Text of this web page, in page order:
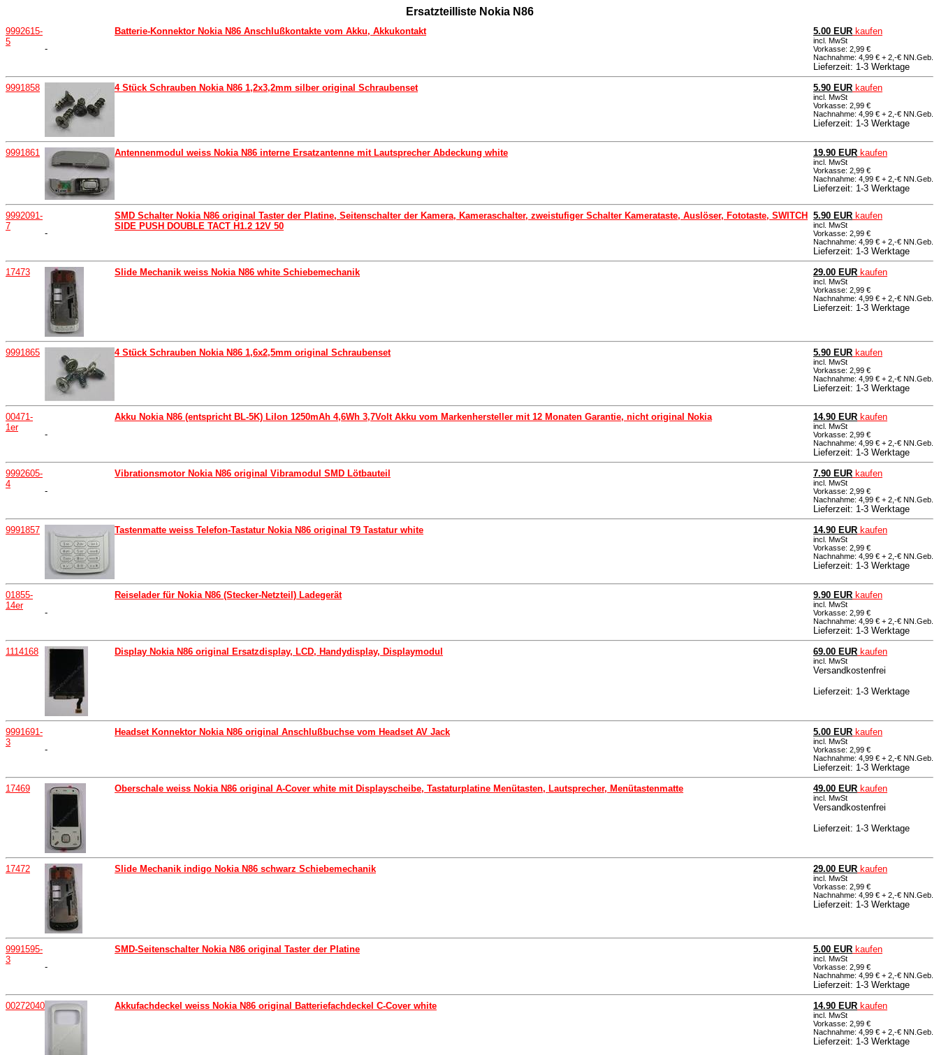
Ersatzteilliste Nokia N86
9992615-
5
-
Batterie-Konnektor Nokia N86 Anschlußkontakte vom Akku, Akkukontakt 5.00 EUR kaufen
incl. MwSt
Vorkasse: 2,99 €
Nachnahme: 4,99 € + 2,-€ NN.Geb.
Lieferzeit: 1-3 Werktage
9991858
4 Stück Schrauben Nokia N86 1,2x3,2mm silber original Schraubenset 5.90 EUR kaufen
incl. MwSt
Vorkasse: 2,99 €
Nachnahme: 4,99 € + 2,-€ NN.Geb.
Lieferzeit: 1-3 Werktage
9991861 Antennenmodul weiss Nokia N86 interne Ersatzantenne mit Lautsprecher Abdeckung white 19.90 EUR kaufen
incl. MwSt
Vorkasse: 2,99 €
Nachnahme: 4,99 € + 2,-€ NN.Geb.
Lieferzeit: 1-3 Werktage
9992091-
7
-
SMD Schalter Nokia N86 original Taster der Platine, Seitenschalter der Kamera, Kameraschalter, zweistufiger Schalter Kamerataste, Auslöser, Fototaste, SWITCH
SIDE PUSH DOUBLE TACT H1.2 12V 50
5.90 EUR kaufen
incl. MwSt
Vorkasse: 2,99 €
Nachnahme: 4,99 € + 2,-€ NN.Geb.
Lieferzeit: 1-3 Werktage
17473
Slide Mechanik weiss Nokia N86 white Schiebemechanik 29.00 EUR kaufen
incl. MwSt
Vorkasse: 2,99 €
Nachnahme: 4,99 € + 2,-€ NN.Geb.
Lieferzeit: 1-3 Werktage
9991865 4 Stück Schrauben Nokia N86 1,6x2,5mm original Schraubenset 5.90 EUR kaufen
incl. MwSt
Vorkasse: 2,99 €
Nachnahme: 4,99 € + 2,-€ NN.Geb.
Lieferzeit: 1-3 Werktage
00471-
1er
-
Akku Nokia N86 (entspricht BL-5K) LiIon 1250mAh 4,6Wh 3,7Volt Akku vom Markenhersteller mit 12 Monaten Garantie, nicht original Nokia 14.90 EUR kaufen
incl. MwSt
Vorkasse: 2,99 €
Nachnahme: 4,99 € + 2,-€ NN.Geb.
Lieferzeit: 1-3 Werktage
9992605-
4
-
Vibrationsmotor Nokia N86 original Vibramodul SMD Lötbauteil 7.90 EUR kaufen
incl. MwSt
Vorkasse: 2,99 €
Nachnahme: 4,99 € + 2,-€ NN.Geb.
Lieferzeit: 1-3 Werktage
9991857
Tastenmatte weiss Telefon-Tastatur Nokia N86 original T9 Tastatur white 14.90 EUR kaufen
incl. MwSt
Vorkasse: 2,99 €
Nachnahme: 4,99 € + 2,-€ NN.Geb.
Lieferzeit: 1-3 Werktage
01855-
14er
-
Reiselader für Nokia N86 (Stecker-Netzteil) Ladegerät 9.90 EUR kaufen
incl. MwSt
Vorkasse: 2,99 €
Nachnahme: 4,99 € + 2,-€ NN.Geb.
Lieferzeit: 1-3 Werktage
1114168
Display Nokia N86 original Ersatzdisplay, LCD, Handydisplay, Displaymodul 69.00 EUR kaufen
incl. MwSt
Versandkostenfrei
Lieferzeit: 1-3 Werktage
9991691-
3
-
Headset Konnektor Nokia N86 original Anschlußbuchse vom Headset AV Jack 5.00 EUR kaufen
incl. MwSt
Vorkasse: 2,99 €
Nachnahme: 4,99 € + 2,-€ NN.Geb.
Lieferzeit: 1-3 Werktage
17469
Oberschale weiss Nokia N86 original A-Cover white mit Displayscheibe, Tastaturplatine Menütasten, Lautsprecher, Menütastenmatte 49.00 EUR kaufen
incl. MwSt
Versandkostenfrei
Lieferzeit: 1-3 Werktage
17472 Slide Mechanik indigo Nokia N86 schwarz Schiebemechanik 29.00 EUR kaufen
incl. MwSt
Vorkasse: 2,99 €
Nachnahme: 4,99 € + 2,-€ NN.Geb.
Lieferzeit: 1-3 Werktage
9991595-
3
-
SMD-Seitenschalter Nokia N86 original Taster der Platine 5.00 EUR kaufen
incl. MwSt
Vorkasse: 2,99 €
Nachnahme: 4,99 € + 2,-€ NN.Geb.
Lieferzeit: 1-3 Werktage
00272040
Akkufachdeckel weiss Nokia N86 original Batteriefachdeckel C-Cover white 14.90 EUR kaufen
incl. MwSt
Vorkasse: 2,99 €
Nachnahme: 4,99 € + 2,-€ NN.Geb.
Lieferzeit: 1-3 Werktage